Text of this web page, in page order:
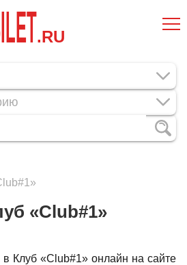
.RU
«Club#1»
в Клуб «Club#1» онлайн на сайте